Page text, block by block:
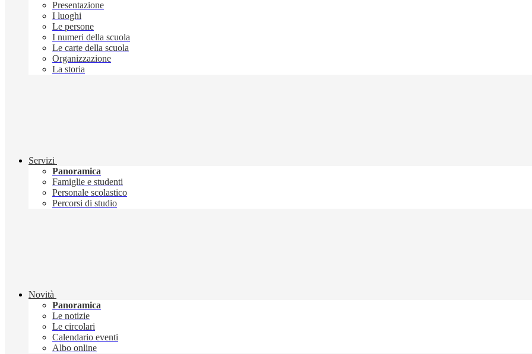
Presentazione
I luoghi
Le persone
I numeri della scuola
Le carte della scuola
Organizzazione
La storia
Servizi
Panoramica
Famiglie e studenti
Personale scolastico
Percorsi di studio
Novità
Panoramica
Le notizie
Le circolari
Calendario eventi
Albo online